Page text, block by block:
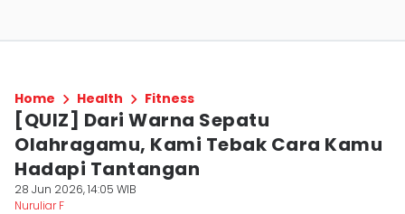
Home Health Fitness
[QUIZ] Dari Warna Sepatu
Olahragamu, Kami Tebak Cara Kamu
Hadapi Tantangan
28 Jun 2026, 14:05 WIB
Nuruliar F